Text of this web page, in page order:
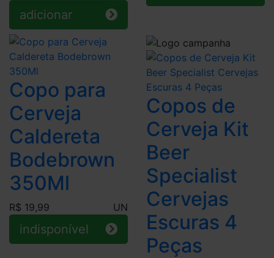
adicionar
Copo para
Cerveja
Caldereta
Bodebrown
350Ml
R$ 19,99 UN
indisponível
Copos de
Cerveja Kit
Beer
Specialist
Cervejas
Escuras 4
Peças